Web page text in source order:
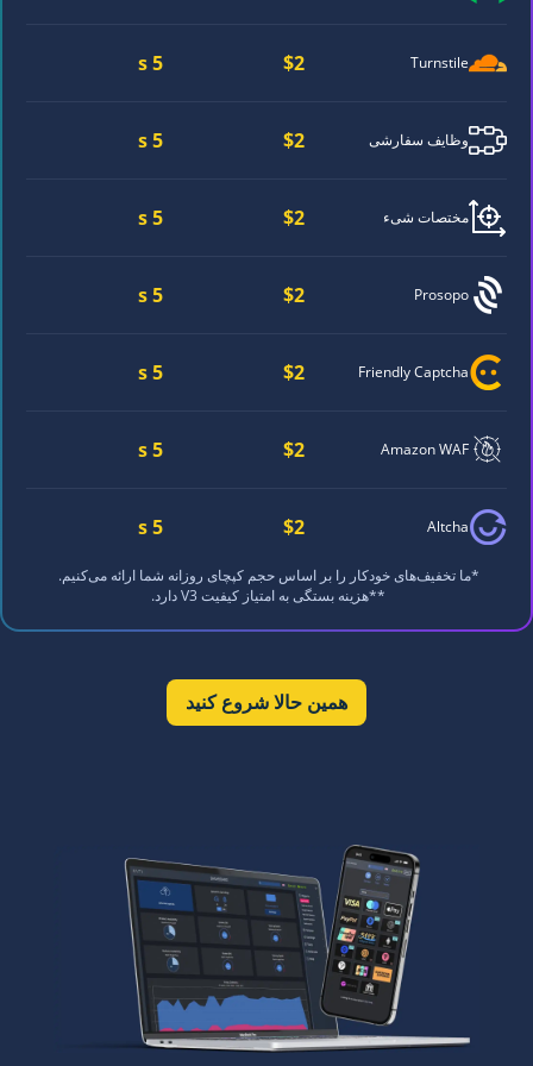
Turnstile
$2
5 s
وظایف سفارشی $2
5 s
مختصات شیء $2
5 s
Prosopo
$2
5 s
Friendly Captcha
$2
5 s
Amazon WAF
$2
5 s
Altcha
$2
5 s
*ما تخفیف‌های خودکار را بر اساس حجم کپچای روزانه شما ارائه می‌کنیم.
**هزینه بستگی به امتیاز کیفیت V3 دارد.
همین حالا شروع کنید